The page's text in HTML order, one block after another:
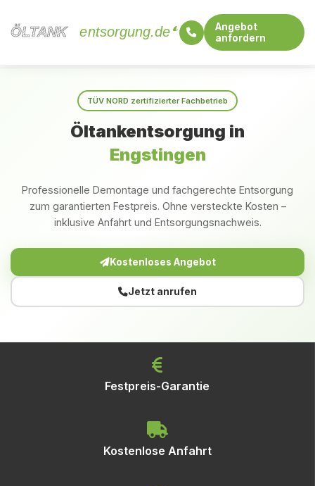
ÖLTANK
ÖLTANK entsorgung.de
Angebot
anfordern
TÜV NORD zertifizierter Fachbetrieb
Öltankentsorgung in
Engstingen
Professionelle Demontage und fachgerechte Entsorgung
zum garantierten Festpreis. Ohne versteckte Kosten –
inklusive Anfahrt und Entsorgungsnachweis.
Kostenloses Angebot
Jetzt anrufen
Festpreis-Garantie
Kostenlose Anfahrt